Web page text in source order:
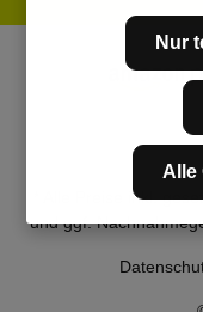
* Alle Preise inkl.
und ggf.
Nur
Alle